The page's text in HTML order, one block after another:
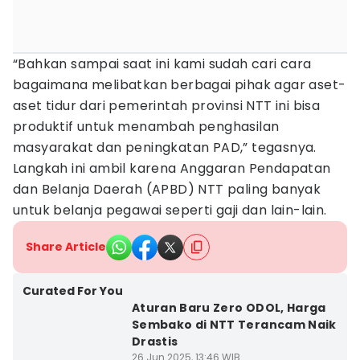
“Bahkan sampai saat ini kami sudah cari cara
bagaimana melibatkan berbagai pihak agar aset-
aset tidur dari pemerintah provinsi NTT ini bisa
produktif untuk menambah penghasilan
masyarakat dan peningkatan PAD,” tegasnya.
Langkah ini ambil karena Anggaran Pendapatan
dan Belanja Daerah (APBD) NTT paling banyak
untuk belanja pegawai seperti gaji dan lain-lain.
Share Article
Curated For You
Aturan Baru Zero ODOL, Harga
Sembako di NTT Terancam Naik
Drastis
26 Jun 2025, 13:46 WIB